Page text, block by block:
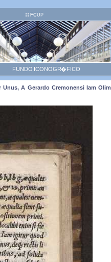
FCUP
FUNDO ICONOGR�FICO
A Gerardo Cremonensi Iam Olim